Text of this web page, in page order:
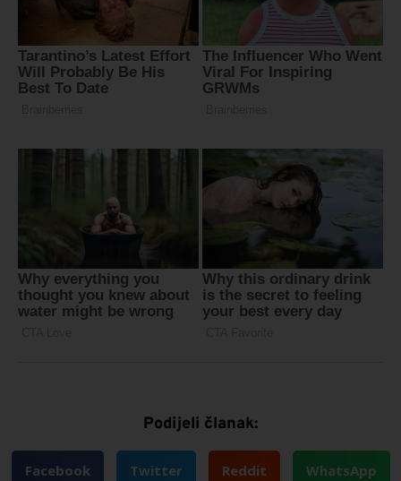
Podijeli članak:
Facebook Twitter Reddit WhatsApp